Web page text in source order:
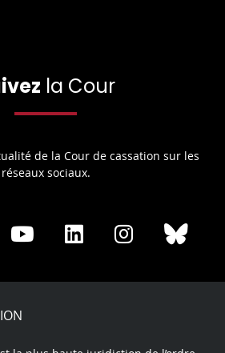
la Cour
de la Cour de cassation sur les
réseaux sociaux.
Share
Youtube
Share
LinkedIn
Share
Instagram